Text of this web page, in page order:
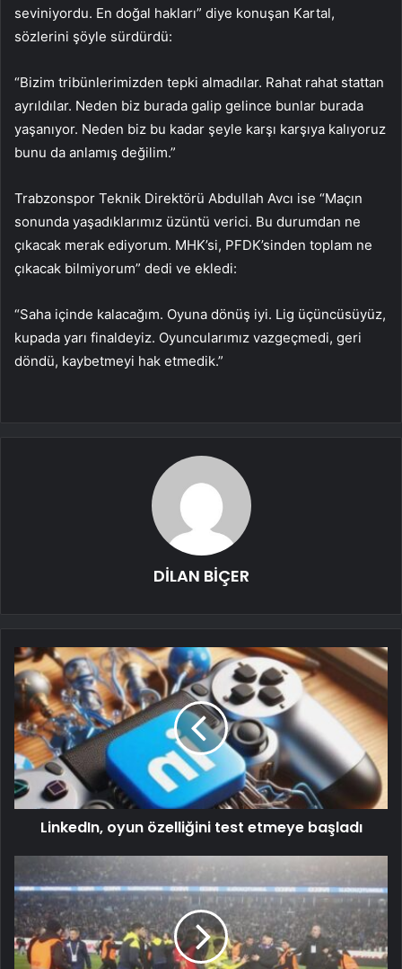
seviniyordu. En doğal hakları” diye konuşan Kartal,
sözlerini şöyle sürdürdü:
“Bizim tribünlerimizden tepki almadılar. Rahat rahat stattan
ayrıldılar. Neden biz burada galip gelince bunlar burada
yaşanıyor. Neden biz bu kadar şeyle karşı karşıya kalıyoruz
bunu da anlamış değilim.”
Trabzonspor Teknik Direktörü Abdullah Avcı ise “Maçın
sonunda yaşadıklarımız üzüntü verici. Bu durumdan ne
çıkacak merak ediyorum. MHK’si, PFDK’sinden toplam ne
çıkacak bilmiyorum” dedi ve ekledi:
“Saha içinde kalacağım. Oyuna dönüş iyi. Lig üçüncüsüyüz,
kupada yarı finaldeyiz. Oyuncularımız vazgeçmedi, geri
döndü, kaybetmeyi hak etmedik.”
DİLAN BİÇER
LinkedIn, oyun özelliğini test etmeye başladı